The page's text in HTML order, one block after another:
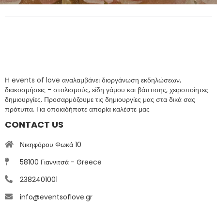
Η events of love αναλαμβάνει διοργάνωση εκδηλώσεων,
διακοσμήσεις - στολισμούς, είδη γάμου και βάπτισης, χειροποίητες
δημιουργίες. Προσαρμόζουμε τις δημιουργίες μας στα δικά σας
πρότυπα. Για οποιαδήποτε απορία καλέστε μας
CONTACT US
Νικηφόρου Φωκά 10
58100 Γιαννιτσά - Greece
2382401001
info@eventsoflove.gr